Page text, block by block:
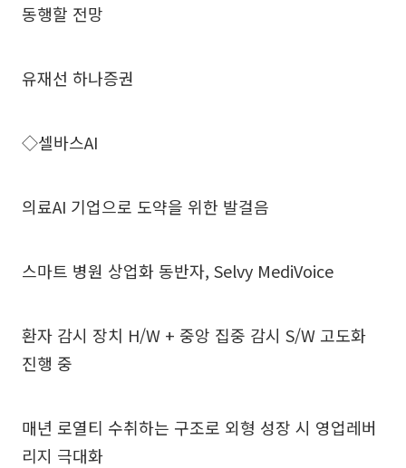
동행할 전망
유재선 하나증권
◇셀바스AI
의료AI 기업으로 도약을 위한 발걸음
스마트 병원 상업화 동반자, Selvy MediVoice
환자 감시 장치 H/W + 중앙 집중 감시 S/W 고도화
진행 중
매년 로열티 수취하는 구조로 외형 성장 시 영업레버
리지 극대화